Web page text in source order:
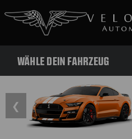
WÄHLE DEIN FAHRZEUG
❮